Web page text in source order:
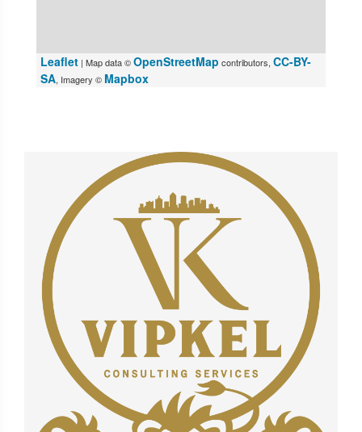
Leaflet | Map data ©OpenStreetMap contributors, CC-BY-
SA, Imagery © Mapbox